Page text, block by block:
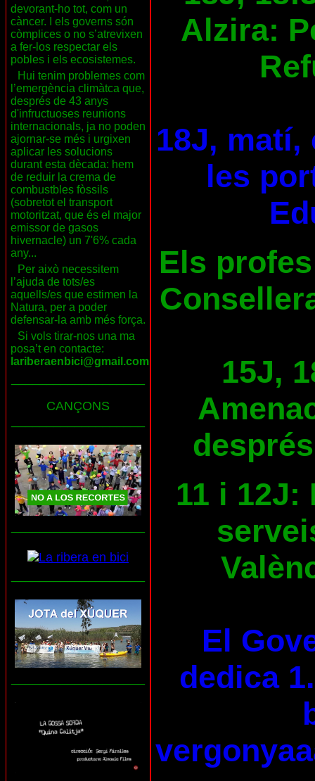
devorant-ho tot, com un
càncer. I els governs són
còmplices o no s’atrevixen
a fer-los respectar els
pobles i els ecosistemes.
Hui tenim problemes com
l’emergència climàtca que,
després de 43 anys
d'infructuoses reunions
internacionals, ja no poden
ajornar-se més i urgixen
aplicar les solucions
durant esta dècada: hem
de reduir la crema de
combustbles fòssils
(sobretot el transport
motoritzat, que és el major
emissor de gasos
hivernacle) un 7'6% cada
any...
Per això necessitem
l’ajuda de tots/es
aquells/es que estimen la
Natura, per a poder
defensar-la amb més força.
Si vols tirar-nos una ma
posa’t en contacte:
lariberaenbici@gmail.com
CANÇONS
Alzira:
18J, matí,
les
Els
15J,
11 i 12J:
El
dedica